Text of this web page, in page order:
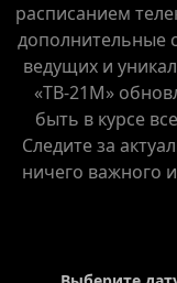
расписанием
дополнительные
ведущих и
«ТВ-21M»
быть в курсе
Следите за
ничего важного